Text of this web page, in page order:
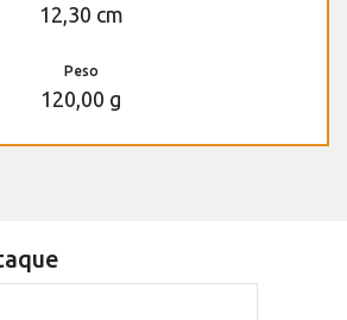
12,30 cm
Peso
120,00 g